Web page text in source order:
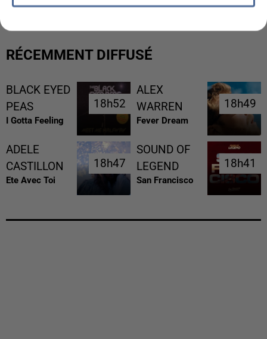
RÉCEMMENT DIFFUSÉ
BLACK EYED
PEAS
I Gotta Feeling
18h52
18h52
ALEX
WARREN
Fever Dream
18h49
18h49
ADELE
CASTILLON
Ete Avec Toi
18h47
18h47
SOUND OF
LEGEND
San Francisco
18h41
18h41